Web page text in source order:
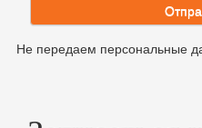
Не передаем персональные